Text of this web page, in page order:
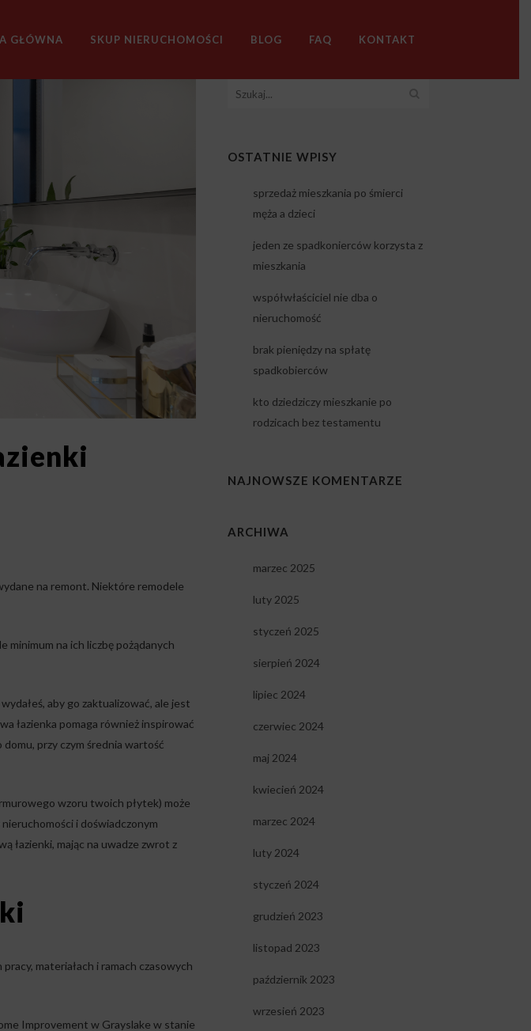
GŁÓWNA SKUP NIERUCHOMOŚCI BLOG FAQ KONTAKT
na remont. Niektóre remodele
minimum na ich liczbę pożądanych
aby go zaktualizować, ale jest
łazienka pomaga również inspirować
przy czym średnia wartość
wzoru twoich płytek) może
i doświadczonym
łazienki, mając na uwadze zwrot z
materiałach i ramach czasowych
Improvement w Grayslake w stanie
OSTATNIE WPISY
sprzedaż mieszkania po śmierci
męża a dzieci
jeden ze spadkonierców korzysta z
mieszkania
współwłaściciel nie dba o
nieruchomość
brak pieniędzy na spłatę
spadkobierców
kto dziedziczy mieszkanie po
rodzicach bez testamentu
NAJNOWSZE KOMENTARZE
ARCHIWA
marzec 2025
luty 2025
styczeń 2025
sierpień 2024
lipiec 2024
czerwiec 2024
maj 2024
kwiecień 2024
marzec 2024
luty 2024
styczeń 2024
grudzień 2023
listopad 2023
październik 2023
wrzesień 2023